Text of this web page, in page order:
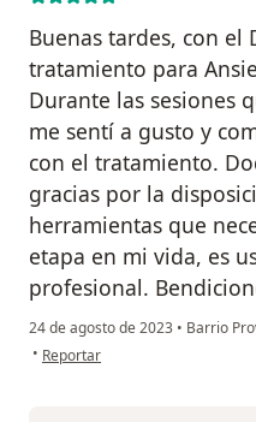
Buenas tardes, con el
tratamiento para
Durante las sesiones
me sentí a gusto y
con el tratamiento.
gracias por la
herramientas que
etapa en mi vida, es
profesional.
24 de agosto de 2023 • Barrio
• en opinión del usuario Diana
Reportar